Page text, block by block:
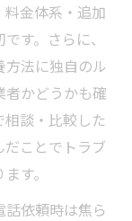
金体系・追加
す。さらに、
法に独自のル
かどうかも確
談・比較した
ことでトラブ
す。
依頼時は焦ら